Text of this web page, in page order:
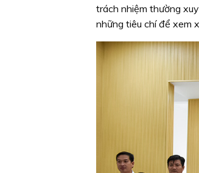
trách nhiệm thường
những tiêu chí để xem